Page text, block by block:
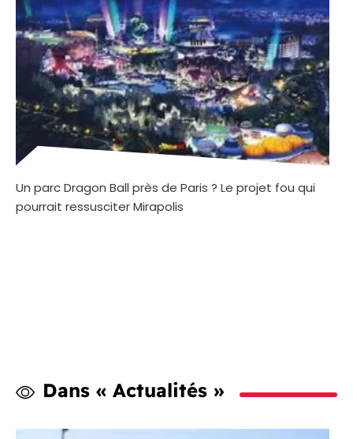
Un parc Dragon Ball près de Paris ? Le projet fou qui
pourrait ressusciter Mirapolis
Dans « Actualités »